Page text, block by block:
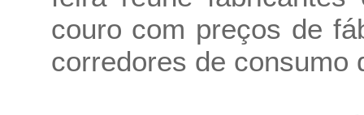
couro com preços de
corredores de consumo